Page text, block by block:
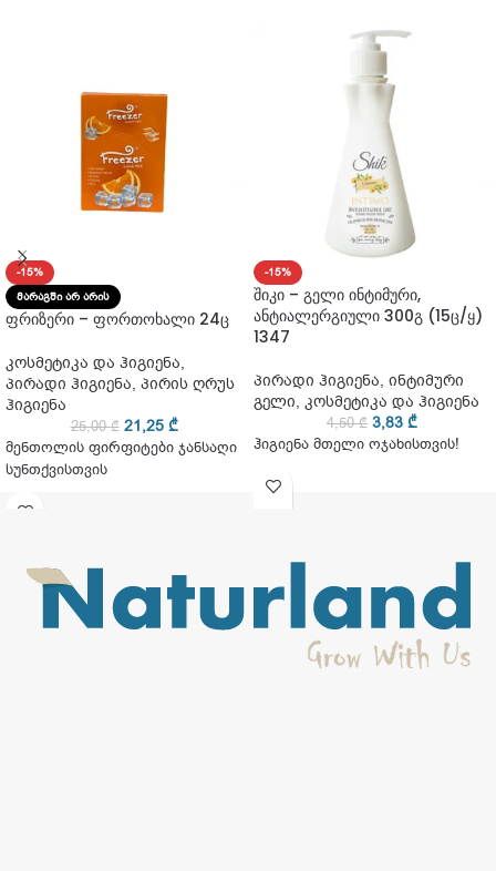
-15%
ᲛᲐᲠᲐᲒᲨᲘ ᲐᲠ ᲐᲠᲘᲡ
ფრიზერი – ფორთოხალი 24ც
კოსმეტიკა და ჰიგიენა,
პირადი ჰიგიენა, პირის ღრუს
ჰიგიენა
25,00₾ 21,25 ₾
მენთოლის ფირფიტები ჯანსაღი
სუნთქვისთვის
-15%
შიკი – გელი ინტიმური,
ანტიალერგიული 300გ (15ც/ყ)
1347
პირადი ჰიგიენა, ინტიმური
გელი, კოსმეტიკა და ჰიგიენა
4,50₾ 3,83 ₾
ჰიგიენა მთელი ოჯახისთვის!